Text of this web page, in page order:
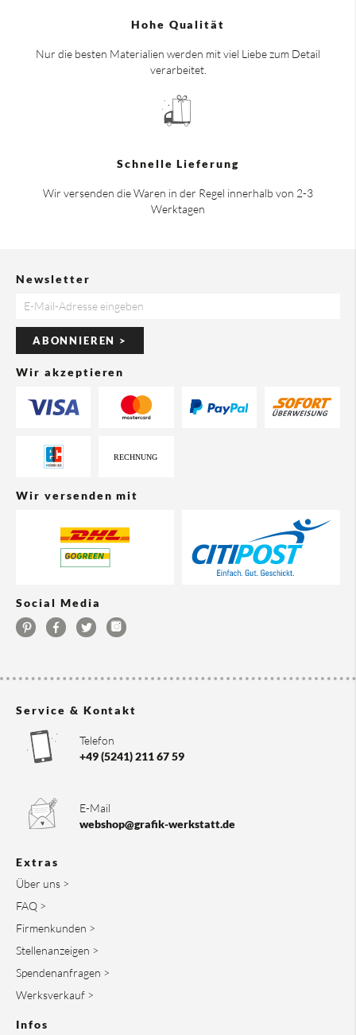
Hohe Qualität
Nur die besten Materialien werden mit viel Liebe zum Detail
verarbeitet.
Schnelle Lieferung
Wir versenden die Waren in der Regel innerhalb von 2-3
Werktagen
Newsletter
ABONNIEREN >
Wir akzeptieren
Wir versenden mit
Social Media
Service & Kontakt
Telefon
+49 (5241) 211 67 59
E-Mail
webshop@grafik-werkstatt.de
Extras
Über uns >
FAQ >
Firmenkunden >
Stellenanzeigen >
Spendenanfragen >
Werksverkauf >
Infos